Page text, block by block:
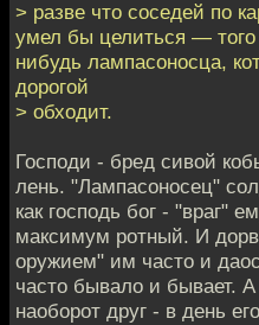
> разве что соседей по
умел бы целиться — того
нибудь лампасоносца,
дорогой
> обходит.
Господи - бред сивой
лень. "Лампасоносец"
как господь бог - "враг"
максимум ротный. И
оружием" им часто и
часто бывало и бывает.
наоборот друг - в день